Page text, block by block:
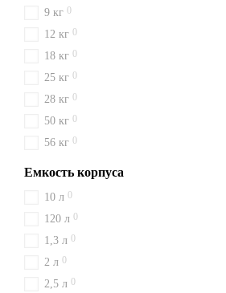
9 кг 0
12 кг 0
18 кг 0
25 кг 0
28 кг 0
50 кг 0
56 кг 0
Емкость корпуса
10 л 0
120 л 0
1,3 л 0
2 л 0
2,5 л 0